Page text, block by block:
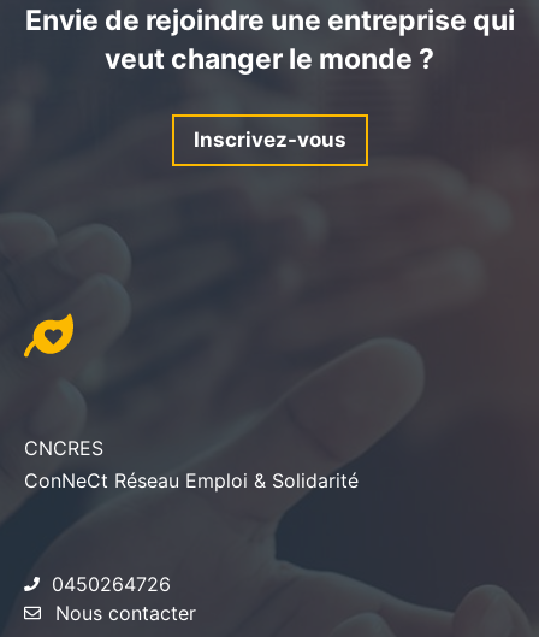
Envie de rejoindre une entreprise qui
veut changer le monde ?
Inscrivez-vous
CNCRES
ConNeCt Réseau Emploi & Solidarité
0450264726
Nous contacter